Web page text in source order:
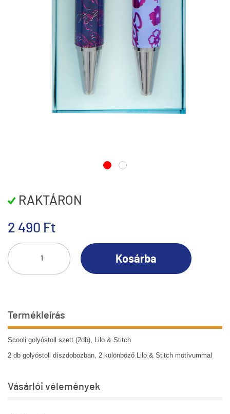
RAKTÁRON
2 490 Ft
Kosárba
Termékleírás
Scooli golyóstoll szett (2db), Lilo & Stitch
2 db golyóstoll díszdobozban, 2 különböző
Lilo & Stitch motívummal
Vásárlói vélemények